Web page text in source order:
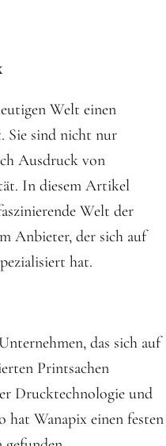
Welt einen
Sie sind nicht nur
Ausdruck von
In diesem Artikel
Welt der
Anbieter, der sich auf
hat.
das sich auf
Printsachen
Drucktechnologie und
Wanapix einen festen